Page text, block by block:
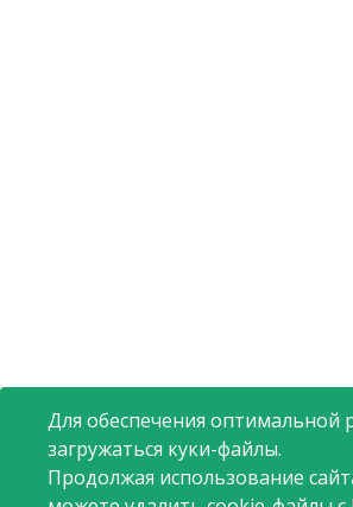
Для обеспечения оптимальной
загружаться куки-файлы.
Продолжая использование